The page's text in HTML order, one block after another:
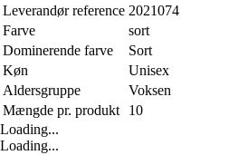
Leverandør reference 2021074
Farve
sort
Dominerende farve
Sort
Køn
Unisex
Aldersgruppe
Voksen
Mængde pr. produkt
10
Loading...
Loading...